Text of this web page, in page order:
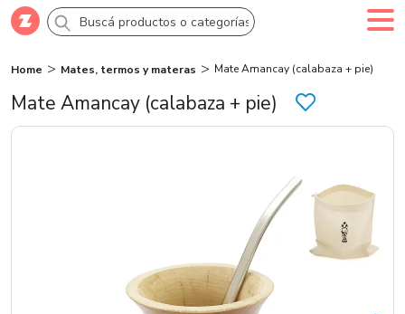
Comprar Creá tu cuenta Ingresá
Categorías
Mate Amancay (calabaza + pie)
Home Mates, termos y materas Mate Amancay (calabaza + pie)